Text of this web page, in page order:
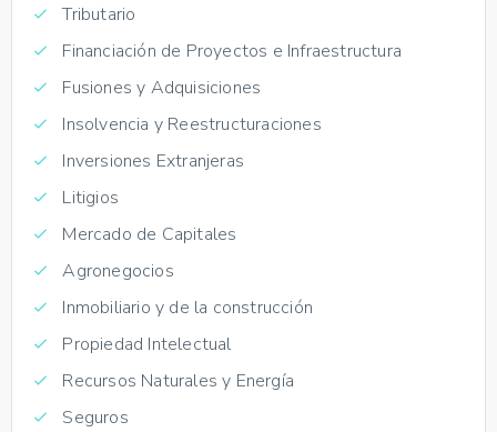
Tributario
Financiación de Proyectos e Infraestructura
Fusiones y Adquisiciones
Insolvencia y Reestructuraciones
Inversiones Extranjeras
Litigios
Mercado de Capitales
Agronegocios
Inmobiliario y de la construcción
Propiedad Intelectual
Recursos Naturales y Energía
Seguros